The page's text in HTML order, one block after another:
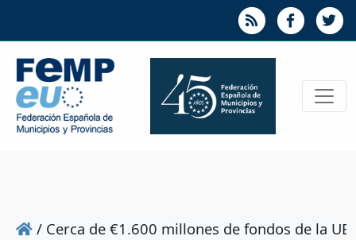
/ Cerca de €1.600 millones de fondos de la